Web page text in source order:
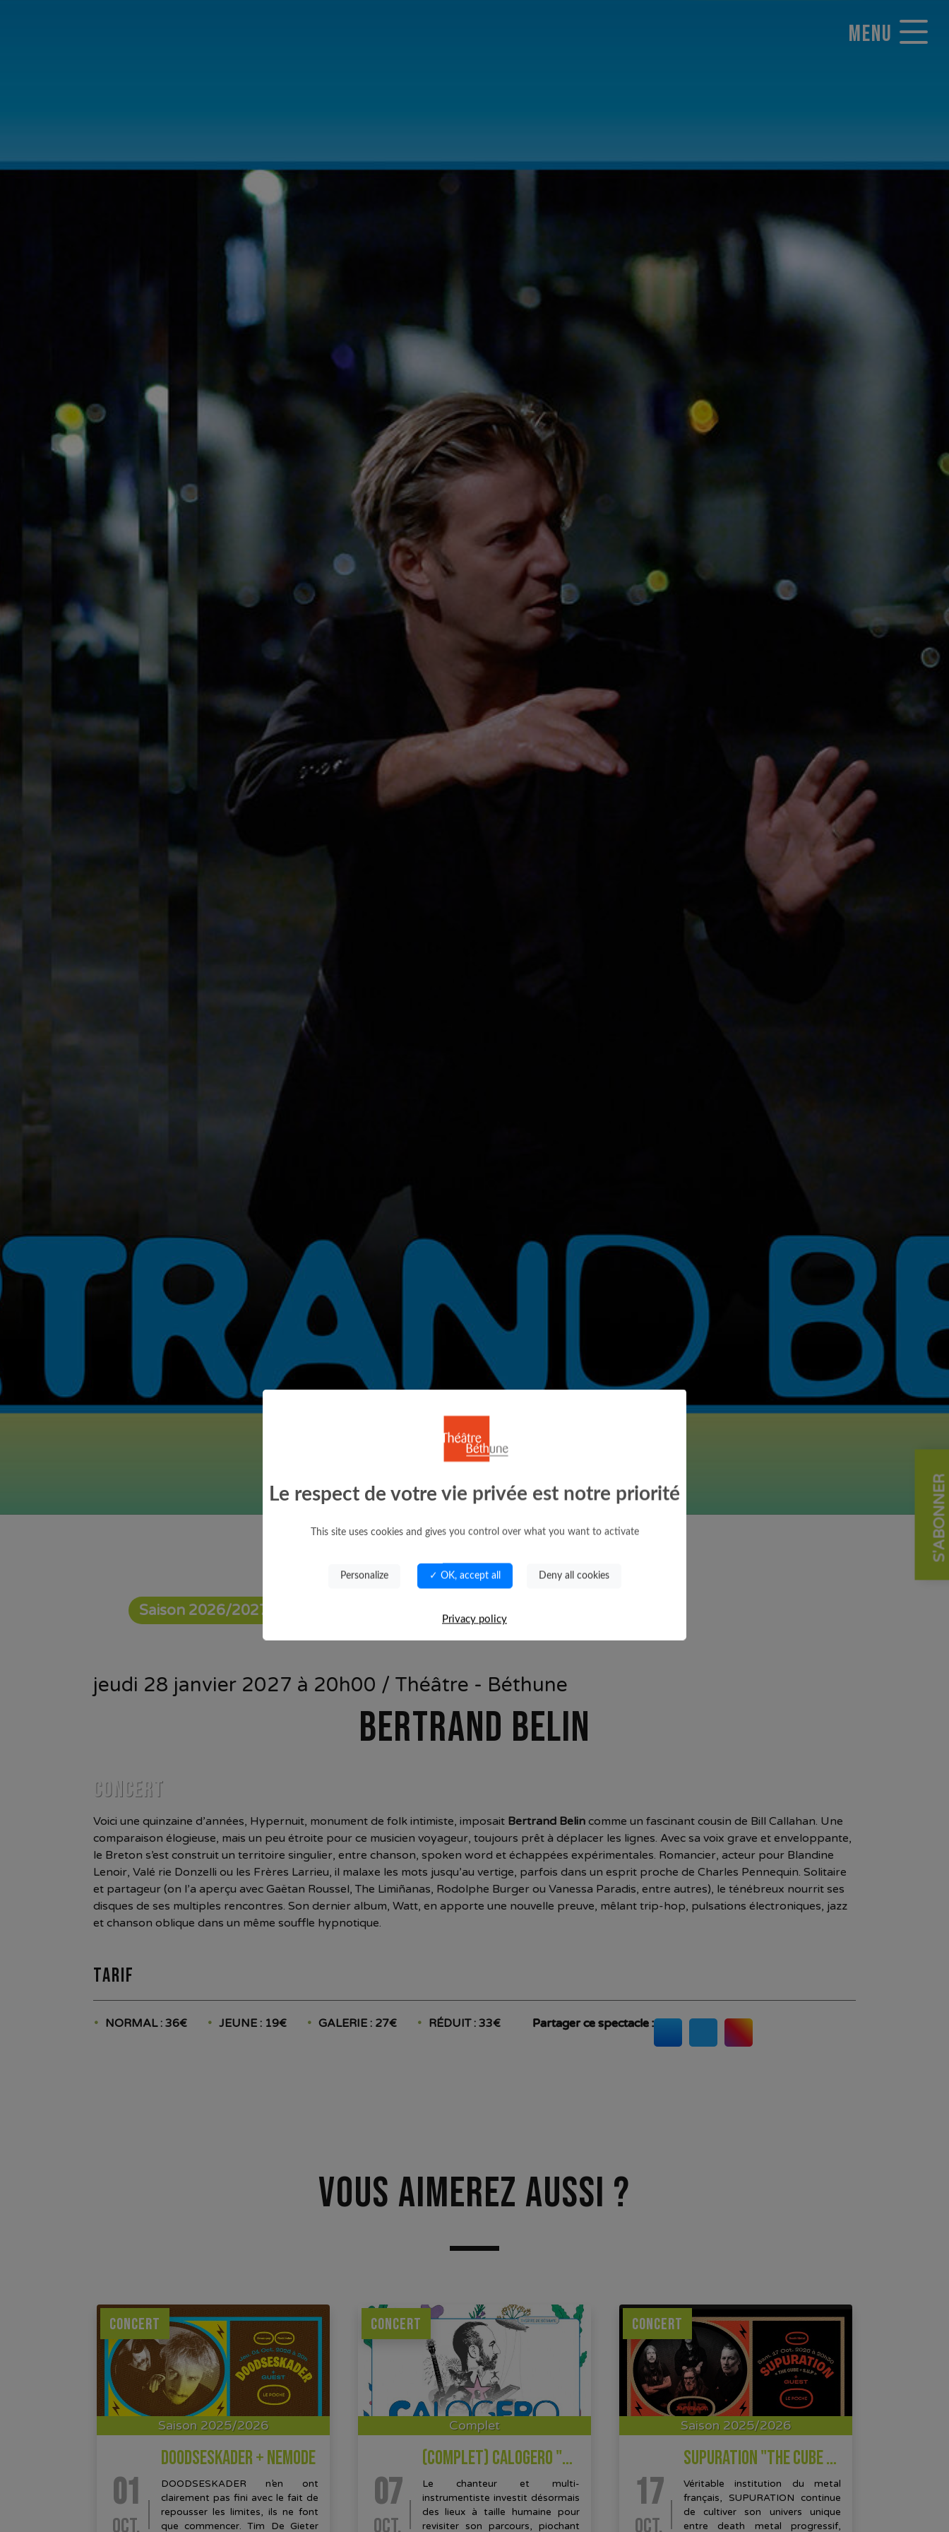
MENU
Saison 2026/2027
jeudi 28 janvier 2027 à 20h00 / Théâtre - Béthune
BERTRAND BELIN
CONCERT
Voici une quinzaine d’années, Hypernuit, monument de folk intimiste, imposait Bertrand Belin comme un fascinant cousin de Bill Callahan. Une
comparaison élogieuse, mais un peu étroite pour ce musicien voyageur, toujours prêt à déplacer les lignes. Avec sa voix grave et enveloppante,
le Breton s’est construit un territoire singulier, entre chanson, spoken word et échappées expérimentales. Romancier, acteur pour Blandine
Lenoir, Valé rie Donzelli ou les Frères Larrieu, il malaxe les mots jusqu’au vertige, parfois dans un esprit proche de Charles Pennequin. Solitaire
et partageur (on l’a aperçu avec Gaëtan Roussel, The Limiñanas, Rodolphe Burger ou Vanessa Paradis, entre autres), le ténébreux nourrit ses
disques de ses multiples rencontres. Son dernier album, Watt, en apporte une nouvelle preuve, mêlant trip-hop, pulsations électroniques, jazz
et chanson oblique dans un même souffle hypnotique.
Tarif
NORMAL : 36€ JEUNE : 19€ GALERIE : 27€ RÉDUIT : 33€ Partager ce spectacle :
Vous aimerez aussi ?
Saison 2025/2026
01
OCT.
DOODSESKADER + NEMODE
DOODSESKADER n’en ont
clairement pas fini avec le fait de
repousser les limites, ils ne font
que commencer. Tim De Gieter
CONCERT
Complet
07
OCT.
(COMPLET) CALOGERO "UN SOIR DANS LES THEATRES"
Le chanteur et multi-
instrumentiste investit désormais
des lieux à taille humaine pour
revisiter son parcours, piochant
CONCERT
Saison 2025/2026
17
OCT.
SUPURATION "THE CUBE / SUP + GUEST
Véritable institution du metal
français, SUPURATION continue
de cultiver son univers unique
entre death metal progressif,
CONCERT
S'ABONNER
Le respect de votre vie privée est notre priorité
This site uses cookies and gives you control over what you want to activate
Personalize ✓ OK, accept all Deny all cookies
Privacy policy